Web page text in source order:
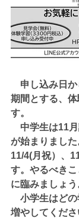
申し込み日か
期間とする、
す。
中学生は11月
が始まりました
11/4(月祝）、
す。やるべき
に臨みましょう
小学生はどの
増やしてくだ